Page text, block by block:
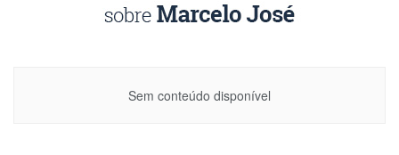
Sem conteúdo disponível